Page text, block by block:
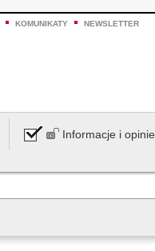
KOMUNIKATY NEWSLETTER
Informacje i opinie